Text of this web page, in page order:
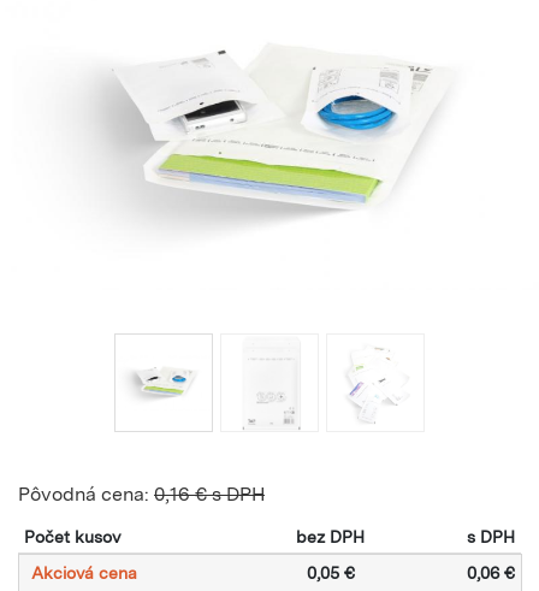
Pôvodná cena: 0,16 € s DPH
Počet kusov bez DPH
s DPH
Akciová cena
0,05 € 0,06 €